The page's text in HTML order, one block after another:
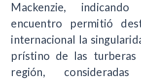
Mackenzie,
encuentro permitió
internacional la
prístino de las
región,